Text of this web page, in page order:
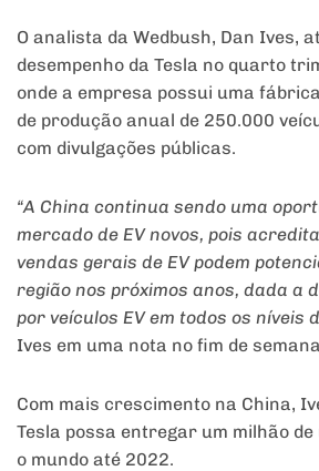
O analista da Wedbush, Dan Ives,
desempenho da Tesla no quarto
onde a empresa possui uma
de produção anual de 250.000
com divulgações públicas.
“A China continua sendo uma
mercado de EV novos, pois
vendas gerais de EV podem
região nos próximos anos, dada a
por veículos EV em todos os níveis
Ives em uma nota no fim de
Com mais crescimento na China,
Tesla possa entregar um milhão de
o mundo até 2022.